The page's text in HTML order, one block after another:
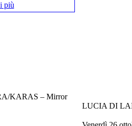
più
KARAS – Mirror
LUCIA DI